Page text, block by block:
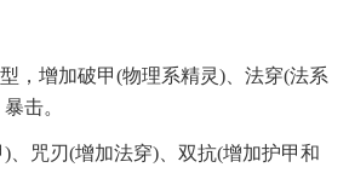
，增加破甲(物理系精灵)、法穿(法系
击。
、咒刃(增加法穿)、双抗(增加护甲和